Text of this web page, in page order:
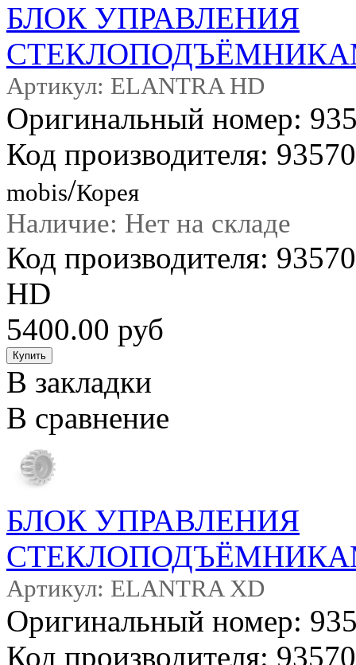
БЛОК УПРАВЛЕНИЯ
Артикул: ELANTRA HD
Оригинальный номер:
Код производителя:
mobis/Корея
Наличие: Нет на складе
Код производителя:
HD
5400.00 руб
В закладки
В сравнение
БЛОК УПРАВЛЕНИЯ
Артикул: ELANTRA XD
Оригинальный номер:
Код производителя: